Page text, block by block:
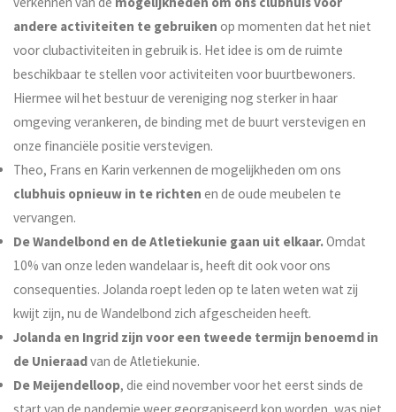
andere activiteiten te gebruiken op momenten dat het niet
voor clubactiviteiten in gebruik is. Het idee is om de ruimte
beschikbaar te stellen voor activiteiten voor buurtbewoners.
Hiermee wil het bestuur de vereniging nog sterker in haar
omgeving verankeren, de binding met de buurt verstevigen en
onze financiële positie verstevigen.
Theo, Frans en Karin verkennen de mogelijkheden om ons
clubhuis opnieuw in te richten en de oude meubelen te
vervangen.
De Wandelbond en de Atletiekunie gaan uit elkaar.Omdat
10% van onze leden wandelaar is, heeft dit ook voor ons
consequenties. Jolanda roept leden op te laten weten wat zij
kwijt zijn, nu de Wandelbond zich afgescheiden heeft.
Jolanda en Ingrid zijn voor een tweede termijn benoemd in
de Unieraadvan de Atletiekunie.
De Meijendelloop, die eind november voor het eerst sinds de
start van de pandemie weer georganiseerd kon worden, was niet